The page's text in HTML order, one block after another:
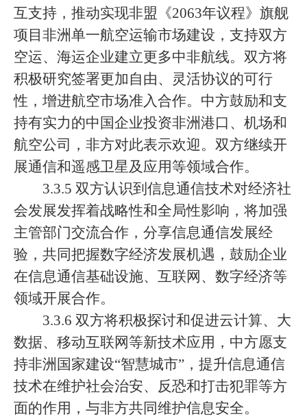
互支持，推动实现非盟《2063年议程》旗舰
项目非洲单一航空运输市场建设，支持双方
空运、海运企业建立更多中非航线。双方将
积极研究签署更加自由、灵活协议的可行
性，增进航空市场准入合作。中方鼓励和支
持有实力的中国企业投资非洲港口、机场和
航空公司，非方对此表示欢迎。双方继续开
展通信和遥感卫星及应用等领域合作。
3.3.5 双方认识到信息通信技术对经济社
会发展发挥着战略性和全局性影响，将加强
主管部门交流合作，分享信息通信发展经
验，共同把握数字经济发展机遇，鼓励企业
在信息通信基础设施、互联网、数字经济等
领域开展合作。
3.3.6 双方将积极探讨和促进云计算、大
数据、移动互联网等新技术应用，中方愿支
持非洲国家建设“智慧城市”，提升信息通信
技术在维护社会治安、反恐和打击犯罪等方
面的作用，与非方共同维护信息安全。